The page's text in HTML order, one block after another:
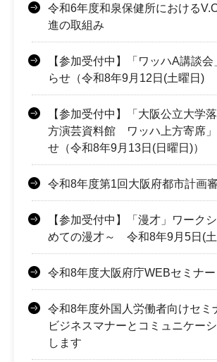
令和6年度和泉保健所における
進の取組み
【参加受付中】「ワッハA講談
らせ（令和8年9月12日(土曜日)
【参加受付中】「大阪公立大学
方演芸資料館 ワッハ上方寄席
せ（令和8年9月13日(日曜日)）
令和8年度第1回大阪府都市計画
【参加受付中】「漫才」ワーク
めての漫才～ 令和8年9月5日(
令和8年度大阪府庁WEBセミナー
令和8年度外国人労働者向けセミ
ビジネスマナーとコミュニケー
します